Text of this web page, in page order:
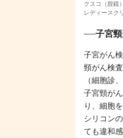
クスコ（腟鏡
レディースク
子宮
子宮がん
頸がん検
（細胞診
子宮頸が
り、細胞
シリコン
ても違和